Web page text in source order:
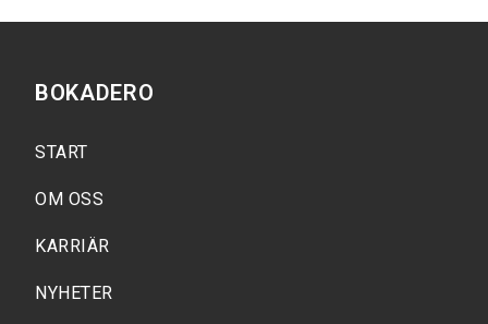
BOKADERO
START
OM OSS
KARRIÄR
NYHETER